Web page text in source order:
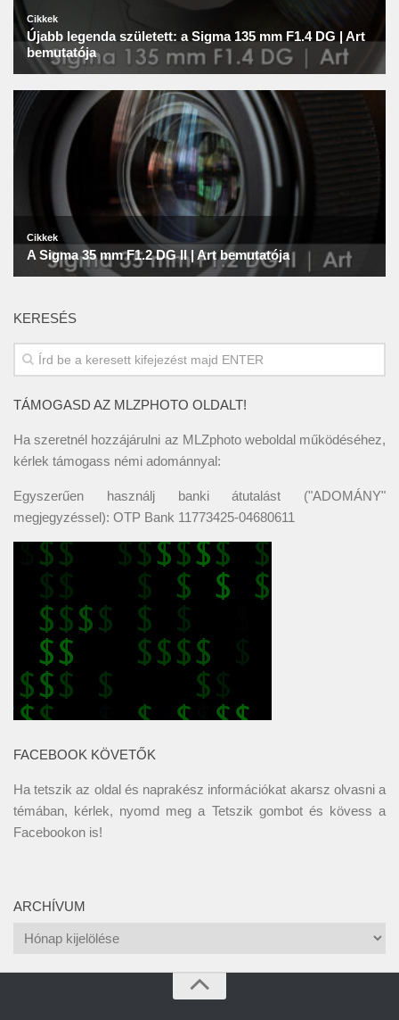
KERESÉS
TÁMOGASD AZ MLZPHOTO OLDALT!
Ha szeretnél hozzájárulni az MLZphoto weboldal működéséhez,
kérlek támogass némi adománnyal:
Egyszerűen használj banki átutalást ("ADOMÁNY"
megjegyzéssel): OTP Bank 11773425-04680611
FACEBOOK KÖVETŐK
Ha tetszik az oldal és naprakész információkat akarsz olvasni a
témában, kérlek, nyomd meg a Tetszik gombot és kövess a
Facebookon is!
ARCHÍVUM
Archívum